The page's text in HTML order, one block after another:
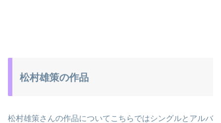
松村雄策の作品
松村雄策さんの作品についてこちらではシングルとアルバ